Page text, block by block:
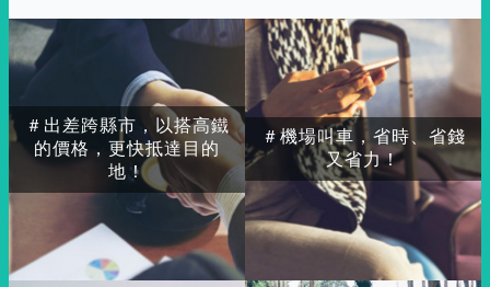
＃出差跨縣市，以搭高鐵
的價格，更快抵達目的
地！
＃機場叫車，省時、省錢
又省力！